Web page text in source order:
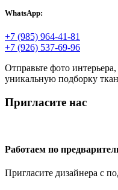
WhatsApp:
+7 (985) 964-41-81
+7 (926) 537-69-96
Отправьте фото
уникальную подборку
Пригласите нас
Работаем по
Пригласите дизайнера с